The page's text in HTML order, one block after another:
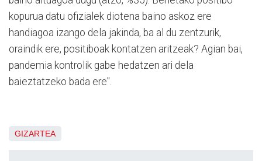
kopurua datu ofizialek diotena baino askoz ere
handiagoa izango dela jakinda, ba al du zentzurik,
oraindik ere, positiboak kontatzen aritzeak? Agian bai,
pandemia kontrolik gabe hedatzen ari dela
baieztatzeko bada ere".
GIZARTEA